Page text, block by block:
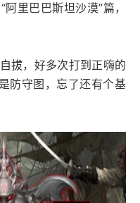
里巴巴斯坦沙漠”篇，
拔，好多次打到正嗨的
防守图，忘了还有个基